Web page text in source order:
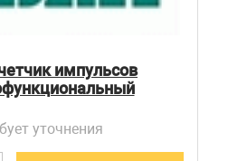
импульсов
уточнения